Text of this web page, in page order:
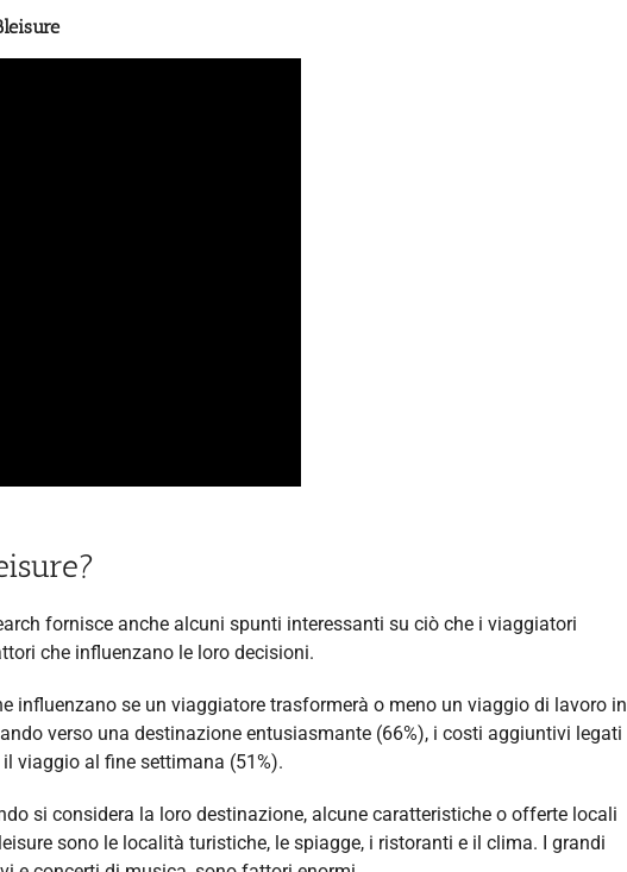
fornisce anche alcuni spunti interessanti su ciò che i viaggiatori
che influenzano le loro decisioni.
influenzano se un viaggiatore trasformerà o meno un viaggio di lavoro in
verso una destinazione entusiasmante (66%), i costi aggiuntivi legati
viaggio al fine settimana (51%).
si considera la loro destinazione, alcune caratteristiche o offerte locali
sono le località turistiche, le spiagge, i ristoranti e il clima. I grandi